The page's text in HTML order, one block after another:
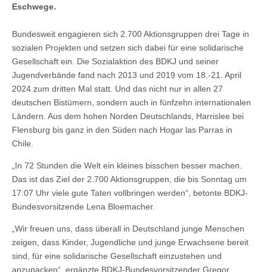
Eschwege.
Bundesweit engagieren sich 2.700 Aktionsgruppen drei Tage in
sozialen Projekten und setzen sich dabei für eine solidarische
Gesellschaft ein. Die Sozialaktion des BDKJ und seiner
Jugendverbände fand nach 2013 und 2019 vom 18.-21. April
2024 zum dritten Mal statt. Und das nicht nur in allen 27
deutschen Bistümern, sondern auch in fünfzehn internationalen
Ländern. Aus dem hohen Norden Deutschlands, Harrislee bei
Flensburg bis ganz in den Süden nach Hogar las Parras in
Chile.
„In 72 Stunden die Welt ein kleines bisschen besser machen.
Das ist das Ziel der 2.700 Aktionsgruppen, die bis Sonntag um
17:07 Uhr viele gute Taten vollbringen werden“, betonte BDKJ-
Bundesvorsitzende Lena Bloemacher.
„Wir freuen uns, dass überall in Deutschland junge Menschen
zeigen, dass Kinder, Jugendliche und junge Erwachsene bereit
sind, für eine solidarische Gesellschaft einzustehen und
anzupacken“, ergänzte BDKJ-Bundesvorsitzender Gregor